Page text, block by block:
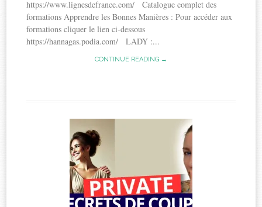
https://www.lignesdefrance.com/ Catalogue complet des
formations Apprendre les Bonnes Manières : Pour accéder aux
formations cliquer le lien ci-dessous
https://hannagas.podia.com/ LADY :...
CONTINUE READING →